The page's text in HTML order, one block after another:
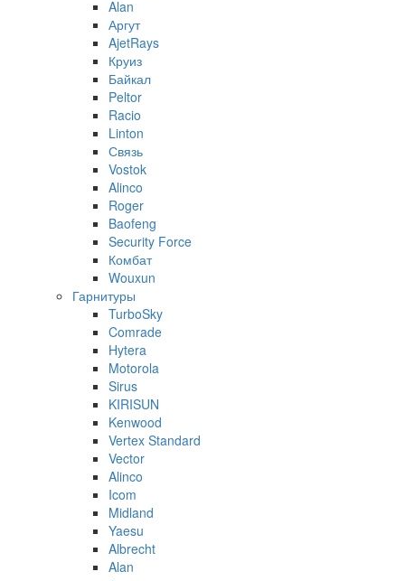
Alan
Аргут
AjetRays
Круиз
Байкал
Peltor
Racio
Linton
Связь
Vostok
Alinco
Roger
Baofeng
Security Force
Комбат
Wouxun
Гарнитуры
TurboSky
Comrade
Hytera
Motorola
Sirus
KIRISUN
Kenwood
Vertex Standard
Vector
Alinco
Icom
Midland
Yaesu
Albrecht
Alan